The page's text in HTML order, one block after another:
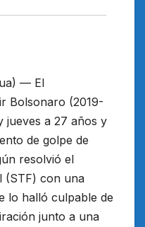
— El
Bolsonaro (2019-
jueves a 27 años y
de golpe de
resolvió el
(STF) con una
lo halló culpable de
junto a una